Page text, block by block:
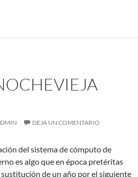
DEJA UN COMENTARIO
del sistema de cómputo de
es algo que en época pretéritas
sustitución de un año por el siguiente